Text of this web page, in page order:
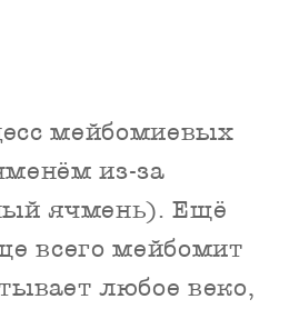
мейбомиевых
из-за
ячмень). Ещё
всего мейбомит
любое веко,